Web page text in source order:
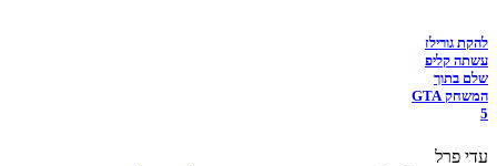
להקת גורילז
עשתה קליפ
שלם בתוך
המשחק GTA
5
עדי פרל